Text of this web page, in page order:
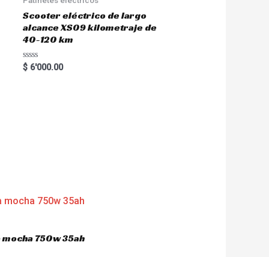
Scooter eléctrico de largo
alcance XS09 kilometraje de
40-120 km
R
a
$6'000.00
750w 35ah